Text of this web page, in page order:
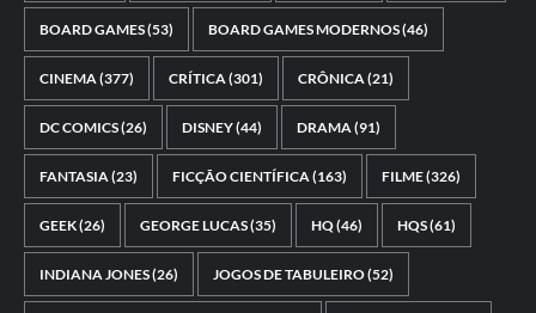
BOARD GAMES(53) BOARD GAMES MODERNOS(46)
CINEMA(377) CRÍTICA(301) CRÔNICA(21)
DC COMICS(26) DISNEY(44) DRAMA(91)
FANTASIA(23) FICÇÃO CIENTÍFICA(163) FILME(326)
GEEK(26) GEORGE LUCAS(35) HQ(46) HQS(61)
INDIANA JONES(26) JOGOS DE TABULEIRO(52)